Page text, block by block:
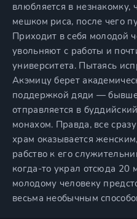
влюбляется в незнакомку,
мешком риса, после чего
Приходит в себя молодой
увольняют с работы и
университета. Пытаясь
Акэмицу берет
поддержкой дяди —
отправляется в
монахом. Правда, все
храм оказывается
рабство к его
когда-то украл отсюда 20
молодому человеку
весьма необычным